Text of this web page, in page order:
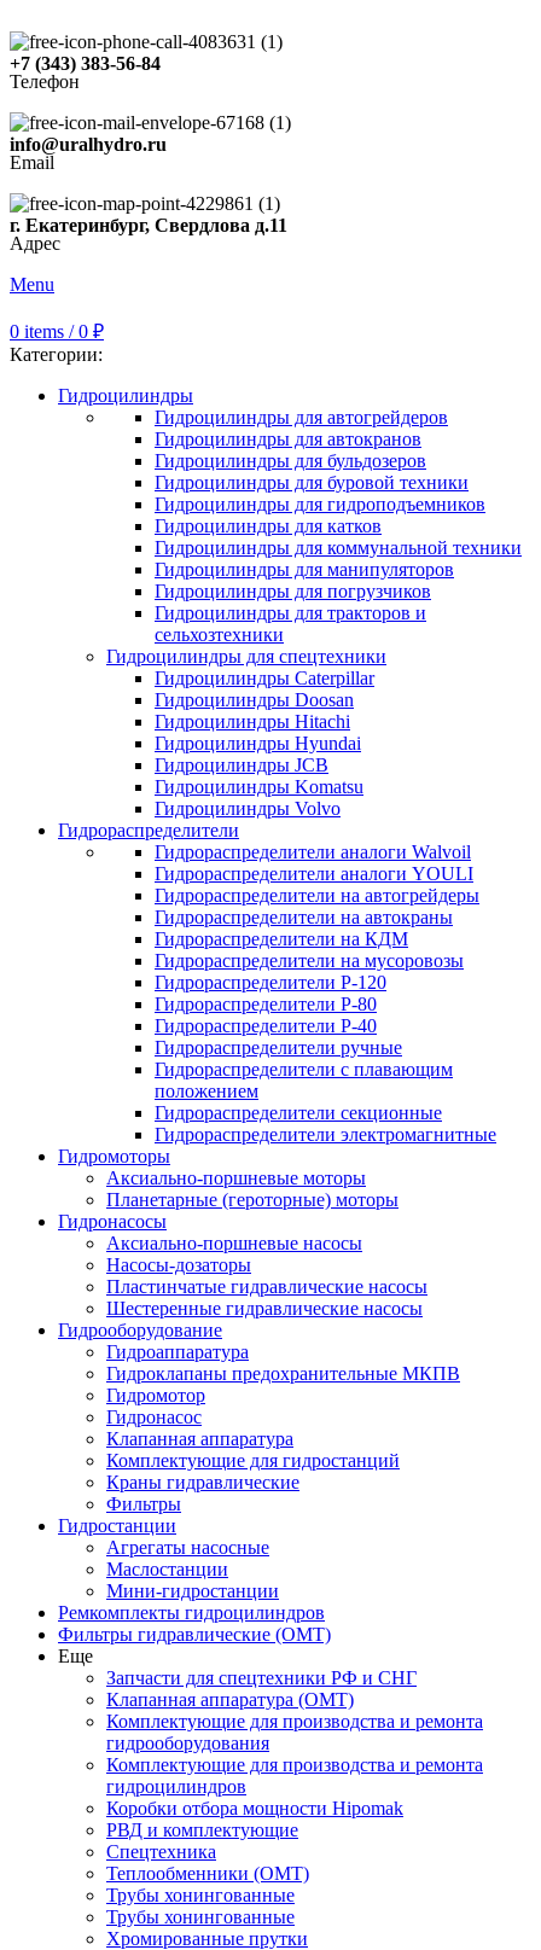
+7 (343) 383-56-84
Телефон
info@uralhydro.ru
Email
г. Екатеринбург, Свердлова д.11
Адрес
Menu
0 items / 0 ₽
Категории:
Гидроцилиндры
Гидроцилиндры для автогрейдеров
Гидроцилиндры для автокранов
Гидроцилиндры для бульдозеров
Гидроцилиндры для буровой техники
Гидроцилиндры для гидроподъемников
Гидроцилиндры для катков
Гидроцилиндры для коммунальной техники
Гидроцилиндры для манипуляторов
Гидроцилиндры для погрузчиков
Гидроцилиндры для тракторов и
сельхозтехники
Гидроцилиндры для спецтехники
Гидроцилиндры Caterpillar
Гидроцилиндры Doosan
Гидроцилиндры Hitachi
Гидроцилиндры Hyundai
Гидроцилиндры JCB
Гидроцилиндры Komatsu
Гидроцилиндры Volvo
Гидрораспределители
Гидрораспределители аналоги Walvoil
Гидрораспределители аналоги YOULI
Гидрораспределители на автогрейдеры
Гидрораспределители на автокраны
Гидрораспределители на КДМ
Гидрораспределители на мусоровозы
Гидрораспределители Р-120
Гидрораспределители Р-80
Гидрораспределители Р-40
Гидрораспределители ручные
Гидрораспределители с плавающим
положением
Гидрораспределители секционные
Гидрораспределители электромагнитные
Гидромоторы
Аксиально-поршневые моторы
Планетарные (героторные) моторы
Гидронасосы
Аксиально-поршневые насосы
Насосы-дозаторы
Пластинчатые гидравлические насосы
Шестеренные гидравлические насосы
Гидрооборудование
Гидроаппаратура
Гидроклапаны предохранительные МКПВ
Гидромотор
Гидронасос
Клапанная аппаратура
Комплектующие для гидростанций
Краны гидравлические
Фильтры
Гидростанции
Агрегаты насосные
Маслостанции
Мини-гидростанции
Ремкомплекты гидроцилиндров
Фильтры гидравлические (OMT)
Еще
Запчасти для спецтехники РФ и СНГ
Клапанная аппаратура (OMT)
Комплектующие для производства и ремонта
гидрооборудования
Комплектующие для производства и ремонта
гидроцилиндров
Коробки отбора мощности Hipomak
РВД и комплектующие
Спецтехника
Теплообменники (OMT)
Трубы хонингованные
Трубы хонингованные
Хромированные прутки